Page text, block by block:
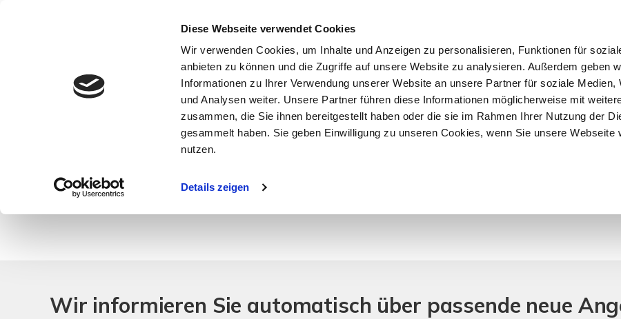
Diese Webseite verwendet Cookies
Wir verwenden Cookies, um Inhalte und Anzeigen zu personalisieren, Funktionen für
anbieten zu können und die Zugriffe auf unsere Website zu analysieren. Außerdem geben
Informationen zu Ihrer Verwendung unserer Website an unsere Partner für soziale Medien,
und Analysen weiter. Unsere Partner führen diese Informationen möglicherweise mit
zusammen, die Sie ihnen bereitgestellt haben oder die sie im Rahmen Ihrer Nutzung der
gesammelt haben. Sie geben Einwilligung zu unseren Cookies, wenn Sie unsere Webseite
nutzen.
Details zeigen
START ÜBER F&K ANGEBOTE
Ihre Suchanfrage passt leider auf keines unserer Objekte.
Wir informieren Sie automatisch über passende neue